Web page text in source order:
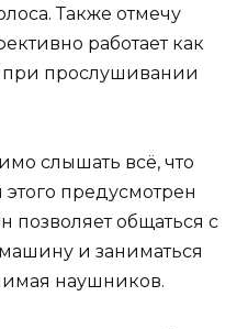
Также отмечу
работает как
при прослушивании
слышать всё, что
предусмотрен
позволяет общаться с
и заниматься
наушников.